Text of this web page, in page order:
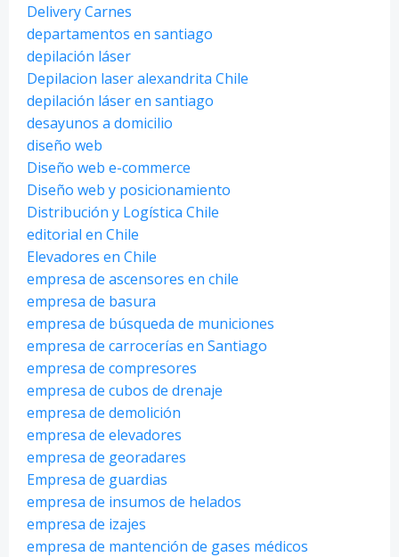
Delivery Carnes
departamentos en santiago
depilación láser
Depilacion laser alexandrita Chile
depilación láser en santiago
desayunos a domicilio
diseño web
Diseño web e-commerce
Diseño web y posicionamiento
Distribución y Logística Chile
editorial en Chile
Elevadores en Chile
empresa de ascensores en chile
empresa de basura
empresa de búsqueda de municiones
empresa de carrocerías en Santiago
empresa de compresores
empresa de cubos de drenaje
empresa de demolición
empresa de elevadores
empresa de georadares
Empresa de guardias
empresa de insumos de helados
empresa de izajes
empresa de mantención de gases médicos